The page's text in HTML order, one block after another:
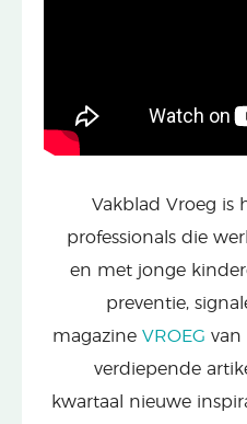
Vakblad Vroeg is
professionals die
en met jonge
preventie,
magazine VROEG van
verdiepende
kwartaal nieuwe